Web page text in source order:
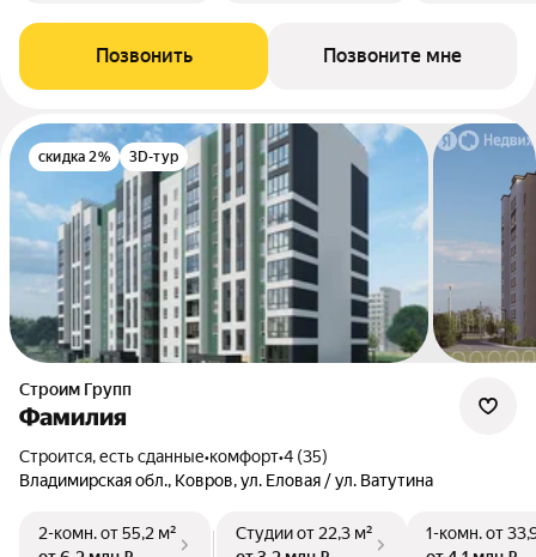
Позвонить Позвоните мне
скидка 2% 3D-тур
Строим Групп
Фамилия
Строится, есть сданные•комфорт•4 (35)
Владимирская обл., Ковров, ул. Еловая / ул. Ватутина
2-комн.от 55,2 м²
Студииот 22,3 м²
1-комн.от